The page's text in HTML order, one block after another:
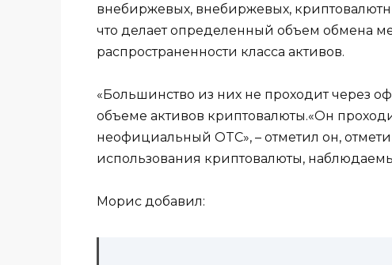
внебиржевых, внебиржевых,
что делает определенный объем обмена
распространенности класса активов.
«Большинство из них не проходит через
объеме активов криптовалюты.«Он
неофициальный OTC», – отметил он,
использования криптовалюты,
Морис добавил: